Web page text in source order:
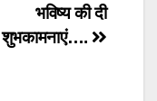
भविष्य की दी
शुभकामनाएं….